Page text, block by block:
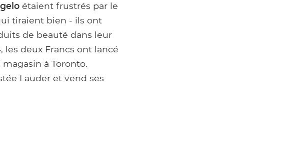
étaient frustrés par le
tiraient bien - ils ont
de beauté dans leur
les deux Francs ont lancé
à Toronto.
Lauder et vend ses